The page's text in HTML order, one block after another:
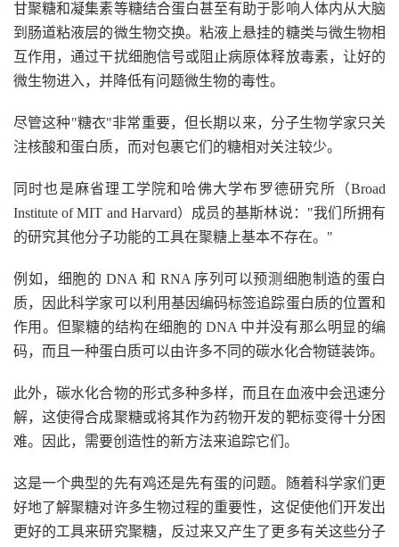
甘聚糖和凝集素等糖结合蛋白甚至有助于影响人体内从大脑
到肠道粘液层的微生物交换。粘液上悬挂的糖类与微生物相
互作用，通过干扰细胞信号或阻止病原体释放毒素，让好的
微生物进入，并降低有问题微生物的毒性。
尽管这种"糖衣"非常重要，但长期以来，分子生物学家只关
注核酸和蛋白质，而对包裹它们的糖相对关注较少。
同时也是麻省理工学院和哈佛大学布罗德研究所（Broad
Institute of MIT and Harvard）成员的基斯林说："我们所拥有
的研究其他分子功能的工具在聚糖上基本不存在。"
例如，细胞的 DNA 和 RNA 序列可以预测细胞制造的蛋白
质，因此科学家可以利用基因编码标签追踪蛋白质的位置和
作用。但聚糖的结构在细胞的 DNA 中并没有那么明显的编
码，而且一种蛋白质可以由许多不同的碳水化合物链装饰。
此外，碳水化合物的形式多种多样，而且在血液中会迅速分
解，这使得合成聚糖或将其作为药物开发的靶标变得十分困
难。因此，需要创造性的新方法来追踪它们。
这是一个典型的先有鸡还是先有蛋的问题。随着科学家们更
好地了解聚糖对许多生物过程的重要性，这促使他们开发出
更好的工具来研究聚糖，反过来又产生了更多有关这些分子